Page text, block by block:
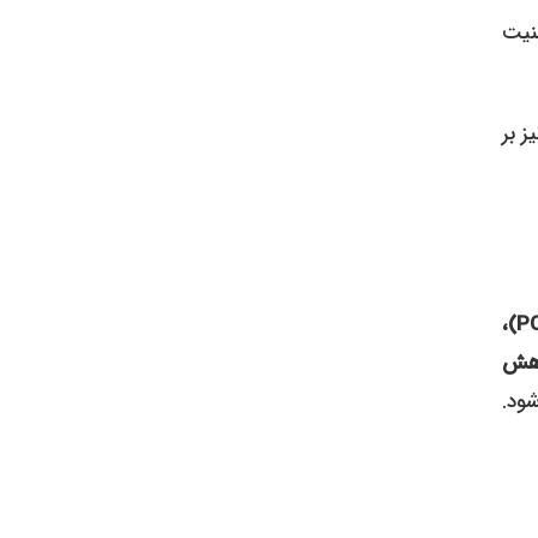
بر
سندرم تخمدان پلی‌کیستیک (PCOS)،